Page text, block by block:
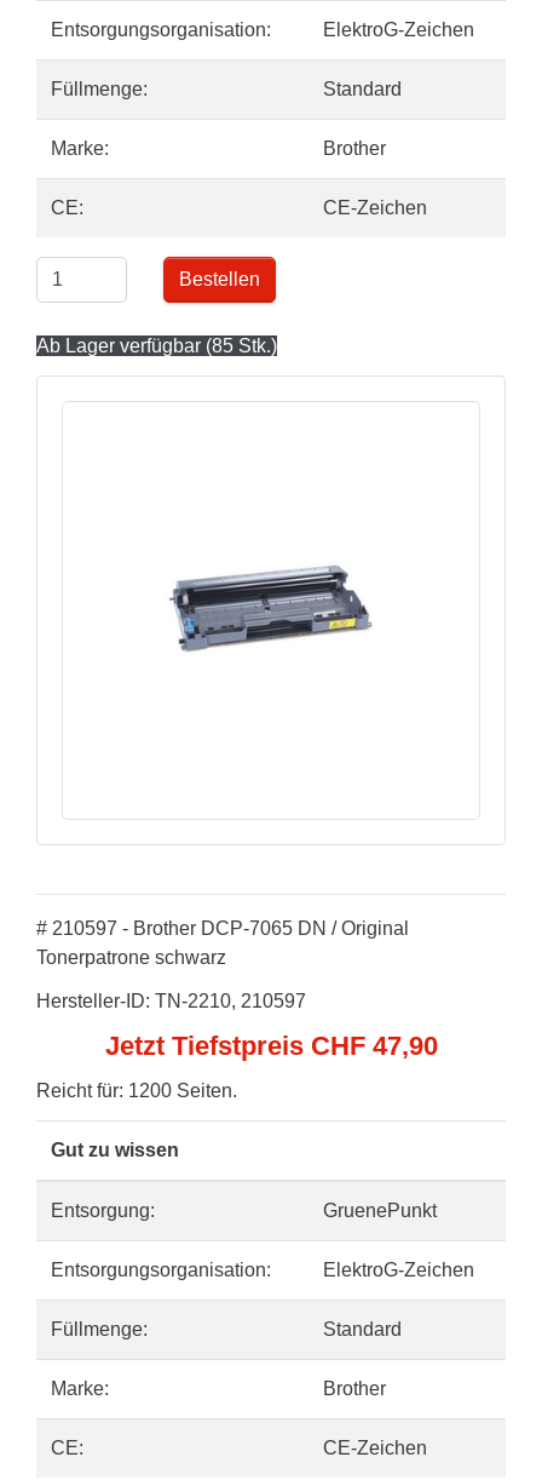
Entsorgungsorganisation: ElektroG-Zeichen
Füllmenge: Standard
Marke: Brother
CE: CE-Zeichen
Bestellen
Ab Lager verfügbar (85 Stk.)
# 210597 - Brother DCP-7065 DN / Original
Tonerpatrone schwarz
Hersteller-ID: TN-2210, 210597
Jetzt Tiefstpreis CHF 47,90
Reicht für: 1200 Seiten.
Gut zu wissen
Entsorgung: GruenePunkt
Entsorgungsorganisation: ElektroG-Zeichen
Füllmenge: Standard
Marke: Brother
CE: CE-Zeichen